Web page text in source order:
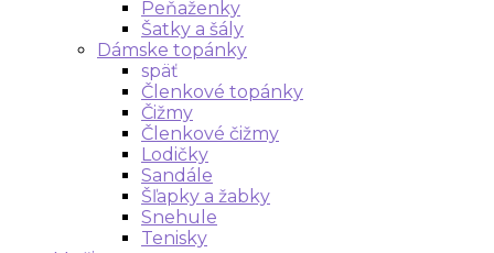
Peňaženky
Šatky a šály
Dámske topánky
späť
Členkové topánky
Čižmy
Členkové čižmy
Lodičky
Sandále
Šľapky a žabky
Snehule
Tenisky